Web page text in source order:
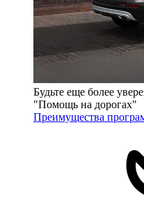
Будьте еще более
"Помощь на дорогах"
Преимущества